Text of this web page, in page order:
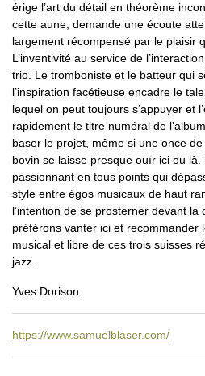
érige l’art du détail en théorème
cette aune, demande une écoute
largement récompensé par le plaisir
L’inventivité au service de
trio. Le tromboniste et le batteur qui
l’inspiration facétieuse encadre le
lequel on peut toujours s’appuyer et
rapidement le titre numéral de
baser le projet, même si une once
bovin se laisse presque ouïr ici ou là.
passionnant en tous points qui
style entre égos musicaux de haut
l’intention de se prosterner devant la
préférons vanter ici et recommander
musical et libre de ces trois suisses
jazz.
Yves Dorison
https://www.samuelblaser.com/